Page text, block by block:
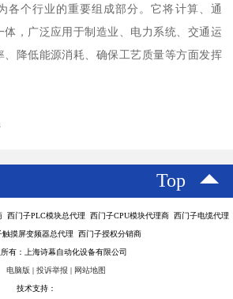
各个行业的重要组成部分。它将计算、通
，广泛应用于制造业、电力系统、交通运
、降低能源消耗、确保工艺质量等方面发挥
Top
西门子PLC模块总代理 西门子CPU模块代理商 西门子电缆代理
摸屏变频器总代理 西门子授权分销商
有：上海诗幕自动化设备有限公司
电脑版 | 投诉举报 | 网站地图
技术支持：